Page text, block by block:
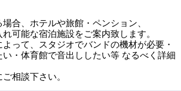
合、ホテルや旅館・ペンション、
可能な宿泊施設をご案内致します。
って、スタジオでバンドの機材が必要・
・体育館で音出ししたい等 なるべく詳細
相談下さい。